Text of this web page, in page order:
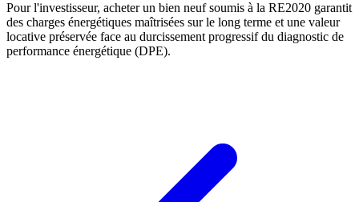
Pour l'investisseur, acheter un bien neuf soumis à la RE2020 garantit
des charges énergétiques maîtrisées sur le long terme et une valeur
locative préservée face au durcissement progressif du diagnostic de
performance énergétique (DPE).